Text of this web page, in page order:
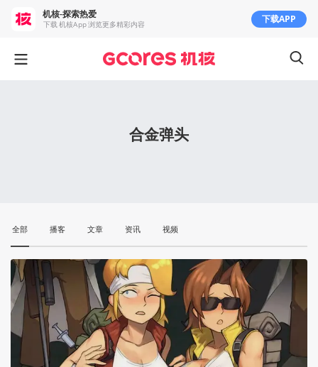
合金弹头
全部 播客 文章 资讯 视频
机核-探索热爱
下载 机核App 浏览更多精彩内容 下载APP